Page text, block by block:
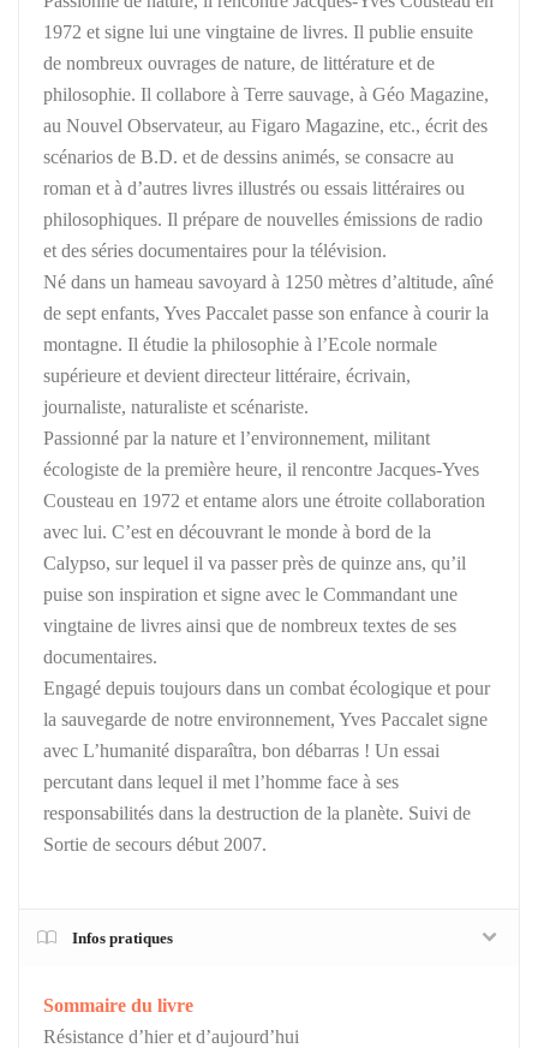
1972 et signe lui une vingtaine de livres. Il publie ensuite
de nombreux ouvrages de nature, de littérature et de
philosophie. Il collabore à Terre sauvage, à Géo Magazine,
au Nouvel Observateur, au Figaro Magazine, etc., écrit des
scénarios de B.D. et de dessins animés, se consacre au
roman et à d’autres livres illustrés ou essais littéraires ou
philosophiques. Il prépare de nouvelles émissions de radio
et des séries documentaires pour la télévision.
Né dans un hameau savoyard à 1250 mètres d’altitude, aîné
de sept enfants, Yves Paccalet passe son enfance à courir la
montagne. Il étudie la philosophie à l’Ecole normale
supérieure et devient directeur littéraire, écrivain,
journaliste, naturaliste et scénariste.
Passionné par la nature et l’environnement, militant
écologiste de la première heure, il rencontre Jacques-Yves
Cousteau en 1972 et entame alors une étroite collaboration
avec lui. C’est en découvrant le monde à bord de la
Calypso, sur lequel il va passer près de quinze ans, qu’il
puise son inspiration et signe avec le Commandant une
vingtaine de livres ainsi que de nombreux textes de ses
documentaires.
Engagé depuis toujours dans un combat écologique et pour
la sauvegarde de notre environnement, Yves Paccalet signe
avec L’humanité disparaîtra, bon débarras ! Un essai
percutant dans lequel il met l’homme face à ses
responsabilités dans la destruction de la planète. Suivi de
Sortie de secours début 2007.
Infos pratiques
Sommaire du livre
Résistance d’hier et d’aujourd’hui